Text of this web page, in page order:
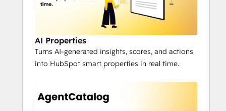
HubSpot from a helpful CRM into a smart
teammate, one that thinks, researches, and
acts like your best rep, across thousands of
contacts at a time.
With Personize, every customer
interaction becomes truly personal, and
every lead becomes an opportunity
Schedule a demo now.
AI Properties
Turns AI-generated insights, scores, and actions
into HubSpot smart properties in real time.